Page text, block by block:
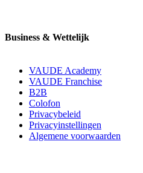
Business & Wettelijk
VAUDE Academy
VAUDE Franchise
B2B
Colofon
Privacybeleid
Privacyinstellingen
Algemene voorwaarden